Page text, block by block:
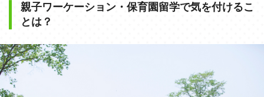
親子ワーケーション・保育園留学で気を付けるこ
とは？